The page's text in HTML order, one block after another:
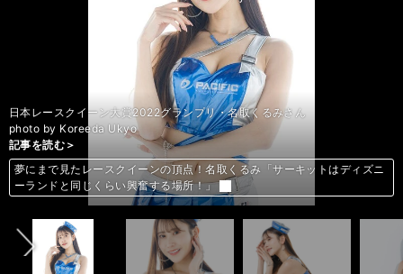
記事を読む＞
夢にまで見たレースクイーンの頂点！名取くるみ「サーキットはディズニ
ーランドと同じくらい興奮する場所！」
記事を読む＞
夢にまで見たレースクイーンの頂点！名取くるみ「サーキットはディズニ
ーランドと同じくらい興奮する場所！」
記事を読む＞
夢にまで見たレースクイーンの頂点！名取くるみ「サーキットはディズニ
ーランドと同じくらい興奮する場所！」
記事を読む＞
夢にまで見たレースクイーンの頂点！名取くるみ「サーキットはディズニ
ーランドと同じくらい興奮する場所！」
記事を読む＞
夢にまで見たレースクイーンの頂点！名取くるみ「サーキットはディズニ
ーランドと同じくらい興奮する場所！」
記事を読む＞
夢にまで見たレースクイーンの頂点！名取くるみ「サーキットはディズニ
ーランドと同じくらい興奮する場所！」
記事を読む＞
夢にまで見たレースクイーンの頂点！名取くるみ「サーキットはディズニ
ーランドと同じくらい興奮する場所！」
記事を読む＞
夢にまで見たレースクイーンの頂点！名取くるみ「サーキットはディズニ
ーランドと同じくらい興奮する場所！」
記事を読む＞
夢にまで見たレースクイーンの頂点！名取くるみ「サーキットはディズニ
ーランドと同じくらい興奮する場所！」
記事を読む＞
夢にまで見たレースクイーンの頂点！名取くるみ「サーキットはディズニ
ーランドと同じくらい興奮する場所！」
記事を読む＞
夢にまで見たレースクイーンの頂点！名取くるみ「サーキットはディズニ
ーランドと同じくらい興奮する場所！」
記事を読む＞
夢にまで見たレースクイーンの頂点！名取くるみ「サーキットはディズニ
ーランドと同じくらい興奮する場所！」
記事を読む＞
夢にまで見たレースクイーンの頂点！名取くるみ「サーキットはディズニ
ーランドと同じくらい興奮する場所！」
記事を読む＞
夢にまで見たレースクイーンの頂点！名取くるみ「サーキットはディズニ
ーランドと同じくらい興奮する場所！」
記事を読む＞
夢にまで見たレースクイーンの頂点！名取くるみ「サーキットはディズニ
ーランドと同じくらい興奮する場所！」
記事を読む＞
夢にまで見たレースクイーンの頂点！名取くるみ「サーキットはディズニ
ーランドと同じくらい興奮する場所！」
記事を読む＞
夢にまで見たレースクイーンの頂点！名取くるみ「サーキットはディズニ
ーランドと同じくらい興奮する場所！」
記事を読む＞
夢にまで見たレースクイーンの頂点！名取くるみ「サーキットはディズニ
ーランドと同じくらい興奮する場所！」
記事を読む＞
夢にまで見たレースクイーンの頂点！名取くるみ「サーキットはディズニ
ーランドと同じくらい興奮する場所！」
記事を読む＞
夢にまで見たレースクイーンの頂点！名取くるみ「サーキットはディズニ
ーランドと同じくらい興奮する場所！」
記事を読む＞
夢にまで見たレースクイーンの頂点！名取くるみ「サーキットはディズニ
ーランドと同じくらい興奮する場所！」
記事を読む＞
夢にまで見たレースクイーンの頂点！名取くるみ「サーキットはディズニ
ーランドと同じくらい興奮する場所！」
記事を読む＞
夢にまで見たレースクイーンの頂点！名取くるみ「サーキットはディズニ
ーランドと同じくらい興奮する場所！」
記事を読む＞
夢にまで見たレースクイーンの頂点！名取くるみ「サーキットはディズニ
ーランドと同じくらい興奮する場所！」
記事を読む＞
夢にまで見たレースクイーンの頂点！名取くるみ「サーキットはディズニ
ーランドと同じくらい興奮する場所！」
記事を読む＞
夢にまで見たレースクイーンの頂点！名取くるみ「サーキットはディズニ
ーランドと同じくらい興奮する場所！」
記事を読む＞
夢にまで見たレースクイーンの頂点！名取くるみ「サーキットはディズニ
ーランドと同じくらい興奮する場所！」
記事を読む＞
夢にまで見たレースクイーンの頂点！名取くるみ「サーキットはディズニ
ーランドと同じくらい興奮する場所！」
記事を読む＞
夢にまで見たレースクイーンの頂点！名取くるみ「サーキットはディズニ
ーランドと同じくらい興奮する場所！」
記事を読む＞
夢にまで見たレースクイーンの頂点！名取くるみ「サーキットはディズニ
ーランドと同じくらい興奮する場所！」
記事を読む＞
夢にまで見たレースクイーンの頂点！名取くるみ「サーキットはディズニ
ーランドと同じくらい興奮する場所！」
記事を読む＞
夢にまで見たレースクイーンの頂点！名取くるみ「サーキットはディズニ
ーランドと同じくらい興奮する場所！」
記事を読む＞
夢にまで見たレースクイーンの頂点！名取くるみ「サーキットはディズニ
ーランドと同じくらい興奮する場所！」
記事を読む＞
夢にまで見たレースクイーンの頂点！名取くるみ「サーキットはディズニ
ーランドと同じくらい興奮する場所！」
記事を読む＞
夢にまで見たレースクイーンの頂点！名取くるみ「サーキットはディズニ
ーランドと同じくらい興奮する場所！」
記事を読む＞
夢にまで見たレースクイーンの頂点！名取くるみ「サーキットはディズニ
ーランドと同じくらい興奮する場所！」
記事を読む＞
夢にまで見たレースクイーンの頂点！名取くるみ「サーキットはディズニ
ーランドと同じくらい興奮する場所！」
記事を読む＞
夢にまで見たレースクイーンの頂点！名取くるみ「サーキットはディズニ
ーランドと同じくらい興奮する場所！」
記事を読む＞
夢にまで見たレースクイーンの頂点！名取くるみ「サーキットはディズニ
ーランドと同じくらい興奮する場所！」
記事を読む＞
夢にまで見たレースクイーンの頂点！名取くるみ「サーキットはディズニ
ーランドと同じくらい興奮する場所！」
記事を読む＞
夢にまで見たレースクイーンの頂点！名取くるみ「サーキットはディズニ
ーランドと同じくらい興奮する場所！」
記事を読む＞
夢にまで見たレースクイーンの頂点！名取くるみ「サーキットはディズニ
ーランドと同じくらい興奮する場所！」
日本レースクイーン大賞2022グランプリ・名取くるみさん
photo by Koreeda Ukyo
記事を読む＞
夢にまで見たレースクイーンの頂点！名取くるみ「サーキットはディズニ
ーランドと同じくらい興奮する場所！」
前へ